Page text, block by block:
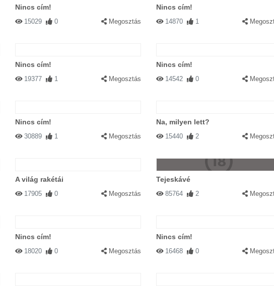
Nincs cím!
15029 0 Megosztás
Nincs cím!
14870 1
Nincs cím!
19377 1 Megosztás
Nincs cím!
14542 0
Nincs cím!
30889 1 Megosztás
Na, milyen lett?
15440 2
A világ rakétái
17905 0 Megosztás
Tejeskávé
85764 2
Nincs cím!
18020 0 Megosztás
Nincs cím!
16468 0